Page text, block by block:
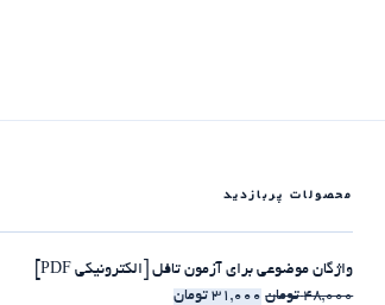
محصولات پربازدید
واژگان موضوعی برای آزمون تافل [الکترونیکی PDF]
48,000 تومان 31,000 تومان